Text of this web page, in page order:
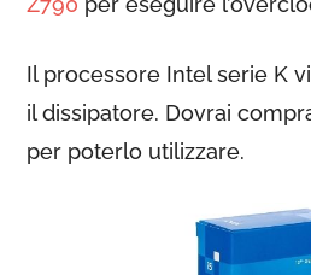
Il processore Intel serie K
il dissipatore. Dovrai
per poterlo utilizzare.